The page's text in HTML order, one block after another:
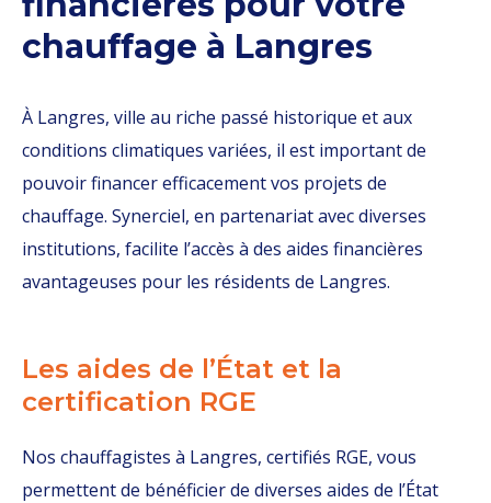
chauffage à Langres
À Langres, ville au riche passé historique et aux
conditions climatiques variées, il est important de
pouvoir financer efficacement vos projets de
chauffage. Synerciel, en partenariat avec diverses
institutions, facilite l’accès à des aides financières
avantageuses pour les résidents de Langres.
Les aides de l’État et la
certification RGE
Nos chauffagistes à Langres, certifiés RGE, vous
permettent de bénéficier de diverses aides de l’État